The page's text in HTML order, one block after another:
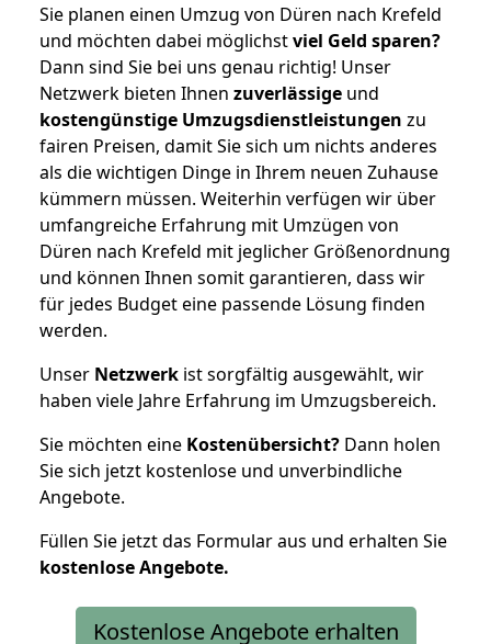
Sie planen einen Umzug von Düren nach Krefeld
und möchten dabei möglichstviel Geld sparen?
Dann sind Sie bei uns genau richtig! Unser
Netzwerk bieten Ihnen zuverlässige und
kostengünstige Umzugsdienstleistungen zu
fairen Preisen, damit Sie sich um nichts anderes
als die wichtigen Dinge in Ihrem neuen Zuhause
kümmern müssen. Weiterhin verfügen wir über
umfangreiche Erfahrung mit Umzügen von
Düren nach Krefeld mit jeglicher Größenordnung
und können Ihnen somit garantieren, dass wir
für jedes Budget eine passende Lösung finden
werden.
Unser Netzwerk ist sorgfältig ausgewählt, wir
haben viele Jahre Erfahrung im Umzugsbereich.
Sie möchten eine Kostenübersicht? Dann holen
Sie sich jetzt kostenlose und unverbindliche
Angebote.
Füllen Sie jetzt das Formular aus und erhalten Sie
kostenloseAngebote.
Kostenlose Angebote erhalten